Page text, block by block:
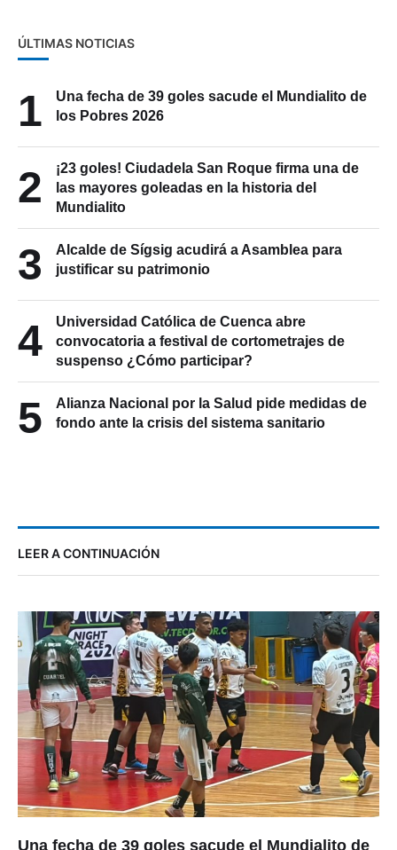
ÚLTIMAS NOTICIAS
1
Una fecha de 39 goles sacude el Mundialito de
los Pobres 2026
2
¡23 goles! Ciudadela San Roque firma una de
las mayores goleadas en la historia del
Mundialito
3
Alcalde de Sígsig acudirá a Asamblea para
justificar su patrimonio
4
Universidad Católica de Cuenca abre
convocatoria a festival de cortometrajes de
suspenso ¿Cómo participar?
5
Alianza Nacional por la Salud pide medidas de
fondo ante la crisis del sistema sanitario
LEER A CONTINUACIÓN
Una fecha de 39 goles sacude el Mundialito de